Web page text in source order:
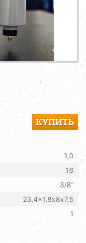
КУПИТЬ
1,0
16
3/8”
23,4x1,8х8x7,5
1